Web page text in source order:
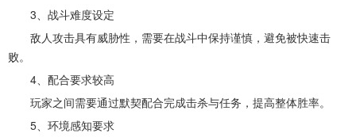
3、战斗难度设定
敌人攻击具有威胁性，需要在战斗中保持谨慎，避免被快速击
败。
4、配合要求较高
玩家之间需要通过默契配合完成击杀与任务，提高整体胜率。
5、环境感知要求